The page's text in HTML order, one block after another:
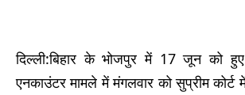
दिल्ली:बिहार के भोजपुर में 17 जून को
एनकाउंटर मामले में मंगलवार को सुप्रीम कोर्ट